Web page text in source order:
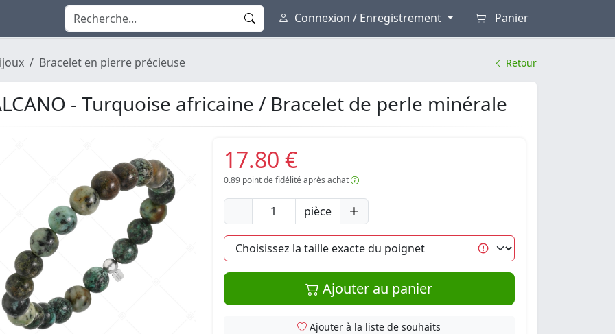
Connexion / Enregistrement Panier
Bracelet en pierre précieuse Retour
- Turquoise africaine / Bracelet de perle minérale
17.80 €
0.89point de fidélité après achat
pièce
Ajouter au panier
Ajouter à la liste de souhaits